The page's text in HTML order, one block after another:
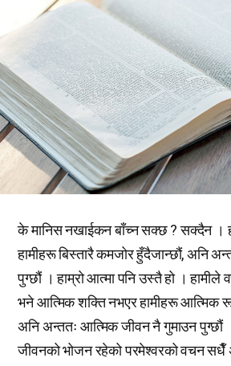
के मानिस नखाईकन बाँच्न सक्छ ? सक्दैन ।
हामीहरू बिस्तारै कमजोर हुँदैजान्छौं, अनि
पुग्छौं । हाम्रो आत्मा पनि उस्तै हो ।
भने आत्मिक शक्ति नभएर हामीहरू आत्मिक
अनि अन्ततः आत्मिक जीवन नै गुमाउन पुग्छौं
जीवनको भोजन रहेको परमेश्वरको वचन सधैँ